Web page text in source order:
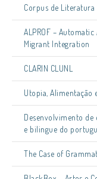
Corpus de Literatura
ALPROF –
Migrant Integration
CLARIN CLUNL
Utopia, Alimentação
Desenvolvimento
e bilingue do
The Case of